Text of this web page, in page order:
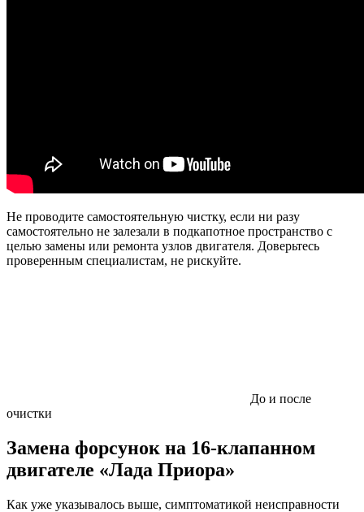
Не проводите самостоятельную чистку, если ни разу
самостоятельно не залезали в подкапотное пространство с
целью замены или ремонта узлов двигателя. Доверьтесь
проверенным специалистам, не рискуйте.
До и после
очистки
Замена форсунок на 16-клапанном
двигателе «Лада Приора»
Как уже указывалось выше, симптоматикой неисправности